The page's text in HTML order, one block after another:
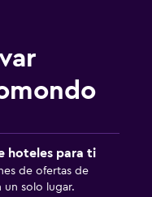
hoteles para ti
de ofertas de
un solo lugar.